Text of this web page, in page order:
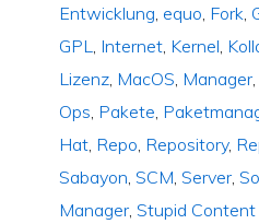
Entwicklung equo Fork
GPL
Internet, Kernel
Lizenz, MacOS Manager,
Ops Pakete
Hat, Repo Repository,
Sabayon SCM Server,
Manager, Stupid Content